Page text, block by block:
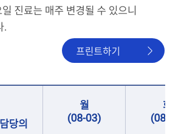
진료는 매주 변경될 수 있으니
.
프린트하기
담당의
월
(08-03)
화
(08-